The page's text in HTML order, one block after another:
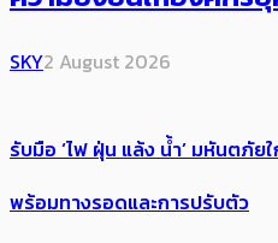
SKY2 August 2026
รับมือ ‘ไฟ ฝุ่น แล้ง น้ำ’ มหันตภัย
พร้อมทางรอดและการปรับตัว